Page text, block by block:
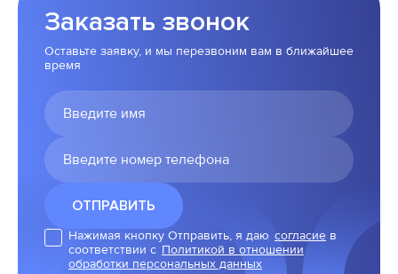
Заказать звонок
Оставьте заявку, и мы перезвоним вам в ближайшее
время
Нажимая кнопку Отправить, я даю согласие в
соответствии с Политикой в отношении
обработки персональных данных